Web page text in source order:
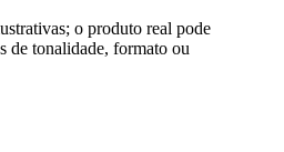
o produto real pode
de tonalidade, formato ou